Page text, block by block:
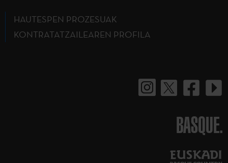
HAUTESPEN PROZESUAK
KONTRATATZAILEAREN PROFILA
BASQUE.